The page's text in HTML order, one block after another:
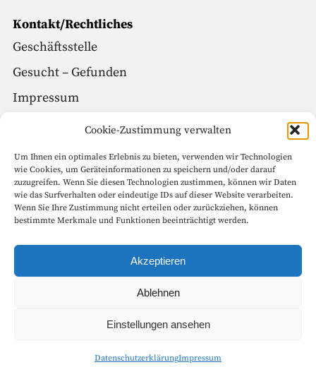
Cookie-Zustimmung verwalten
Um Ihnen ein optimales Erlebnis zu bieten, verwenden wir Technologien
wie Cookies, um Geräteinformationen zu speichern und/oder darauf
zuzugreifen. Wenn Sie diesen Technologien zustimmen, können wir Daten
wie das Surfverhalten oder eindeutige IDs auf dieser Website verarbeiten.
Wenn Sie Ihre Zustimmung nicht erteilen oder zurückziehen, können
bestimmte Merkmale und Funktionen beeinträchtigt werden.
Akzeptieren
Ablehnen
Einstellungen ansehen
DatenschutzerklärungImpressum
Kontakt/Rechtliches
Geschäftsstelle
Gesucht – Gefunden
Impressum
Social Media
Facebook
Instagram
Seitenanfang
Rechte vorbehalten.